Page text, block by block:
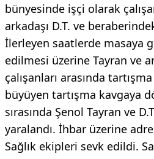
bünyesinde işçi olarak
arkadaşı D.T. ve
İlerleyen saatlerde masaya
edilmesi üzerine Tayran ve
çalışanları arasında
büyüyen tartışma kavgaya
sırasında Şenol Tayran ve
yaralandı. İhbar üzerine
Sağlık ekipleri sevk edildi.